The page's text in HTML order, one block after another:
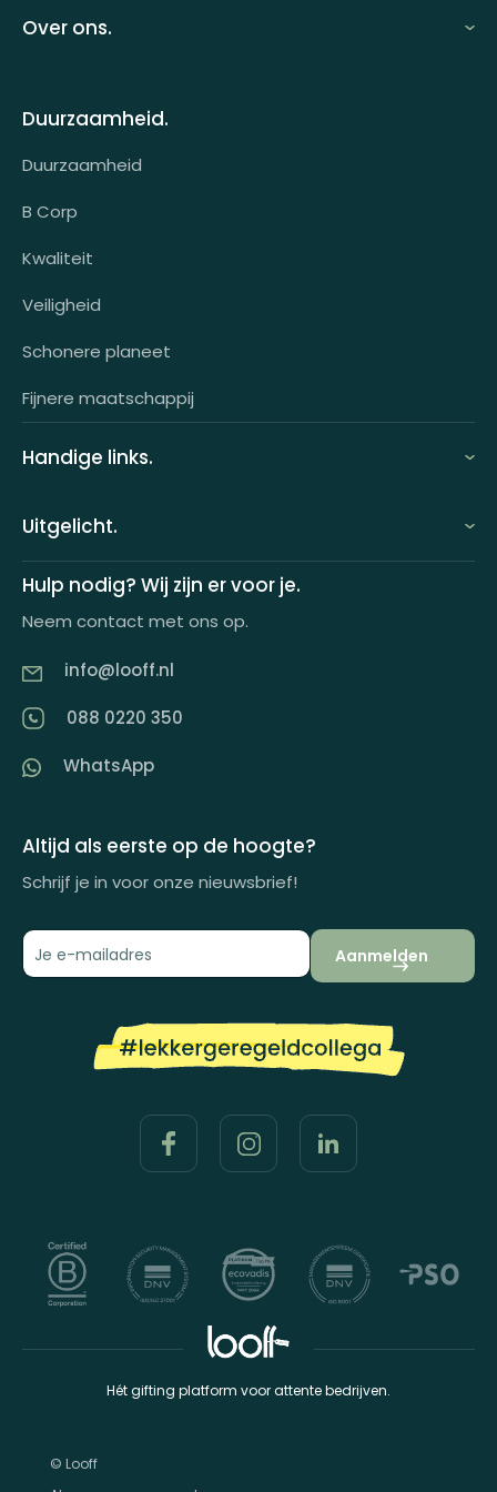
Looff attentprogramma | Collega's
Tarieven
Voor wie?
Klantcases
HR-koppeling
OCI-koppeling
Over ons.
Contact
Werken bij
Duurzaamheid.
Duurzaamheid
B Corp
Kwaliteit
Veiligheid
Schonere planeet
Fijnere maatschappij
Handige links.
FAQ
Demo aanvragen
Impactrapport
Uitgelicht.
Keuzecadeauconcepten
Looff keuzecadeaukaart
Producten in huisstijl
Hulp nodig? Wij zijn er voor je.
Neem contact met ons op.
info@looff.nl
088 0220 350
WhatsApp
Altijd als eerste op de hoogte?
Schrijf je in voor onze nieuwsbrief!
Aanmelden
© Looff
Hét gifting platform voor attente bedrijven.